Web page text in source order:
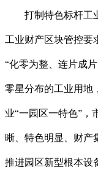
打制特色标杆工业
工业财产区块管控要
“化零为整、连片成
零星分布的工业用地
业“一园区一特色”，
晰、特色明显、财产
推进园区新型根本设